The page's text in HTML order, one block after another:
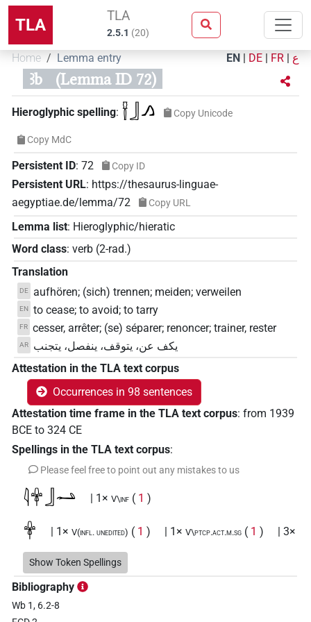
TLA TLA
2.5.1 (20)
Home Lemma entry EN | DE | FR | ع
ꜣb (Lemma ID 72)
Hieroglyphic spelling: 𓍋𓃀𓂻 Copy Unicode
Copy MdC
Persistent ID: 72 Copy ID
Persistent URL: https://thesaurus-linguae-
aegyptiae.de/lemma/72
Copy URL
Lemma list: Hieroglyphic/hieratic
Word class: verb (2-rad.)
Translation
DE aufhören; (sich) trennen; meiden; verweilen
EN to cease; to avoid; to tarry
FR cesser, arrêter; (se) séparer; renoncer; trainer, rester
AR
يكف عن، يتوقف، ينفصل، يتجنب
Attestation in the TLA text corpus
Occurrences in 98 sentences
Attestation time frame in the TLA text corpus: from 1939
BCE to 324 CE
Spellings in the TLA text corpus:
Please feel free to point out any mistakes to us
𓇋𓋁𓃀𓂢 | 1× V\inf ( 1 )
𓋁 | 1× V(infl. unedited) ( 1 ) | 1× V\ptcp.act.m.sg ( 1 ) | 3×
V\tam.act (1,2,3)
𓋁𓂡 | 1×
𓋁𓂻𓃀
Show Token Spellings
Bibliography
Wb 1, 6.2-8